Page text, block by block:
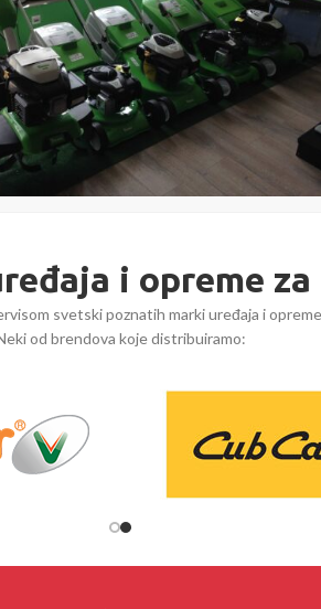
i opreme
svetski poznatih marki uređaja i
od brendova koje distribuiramo: